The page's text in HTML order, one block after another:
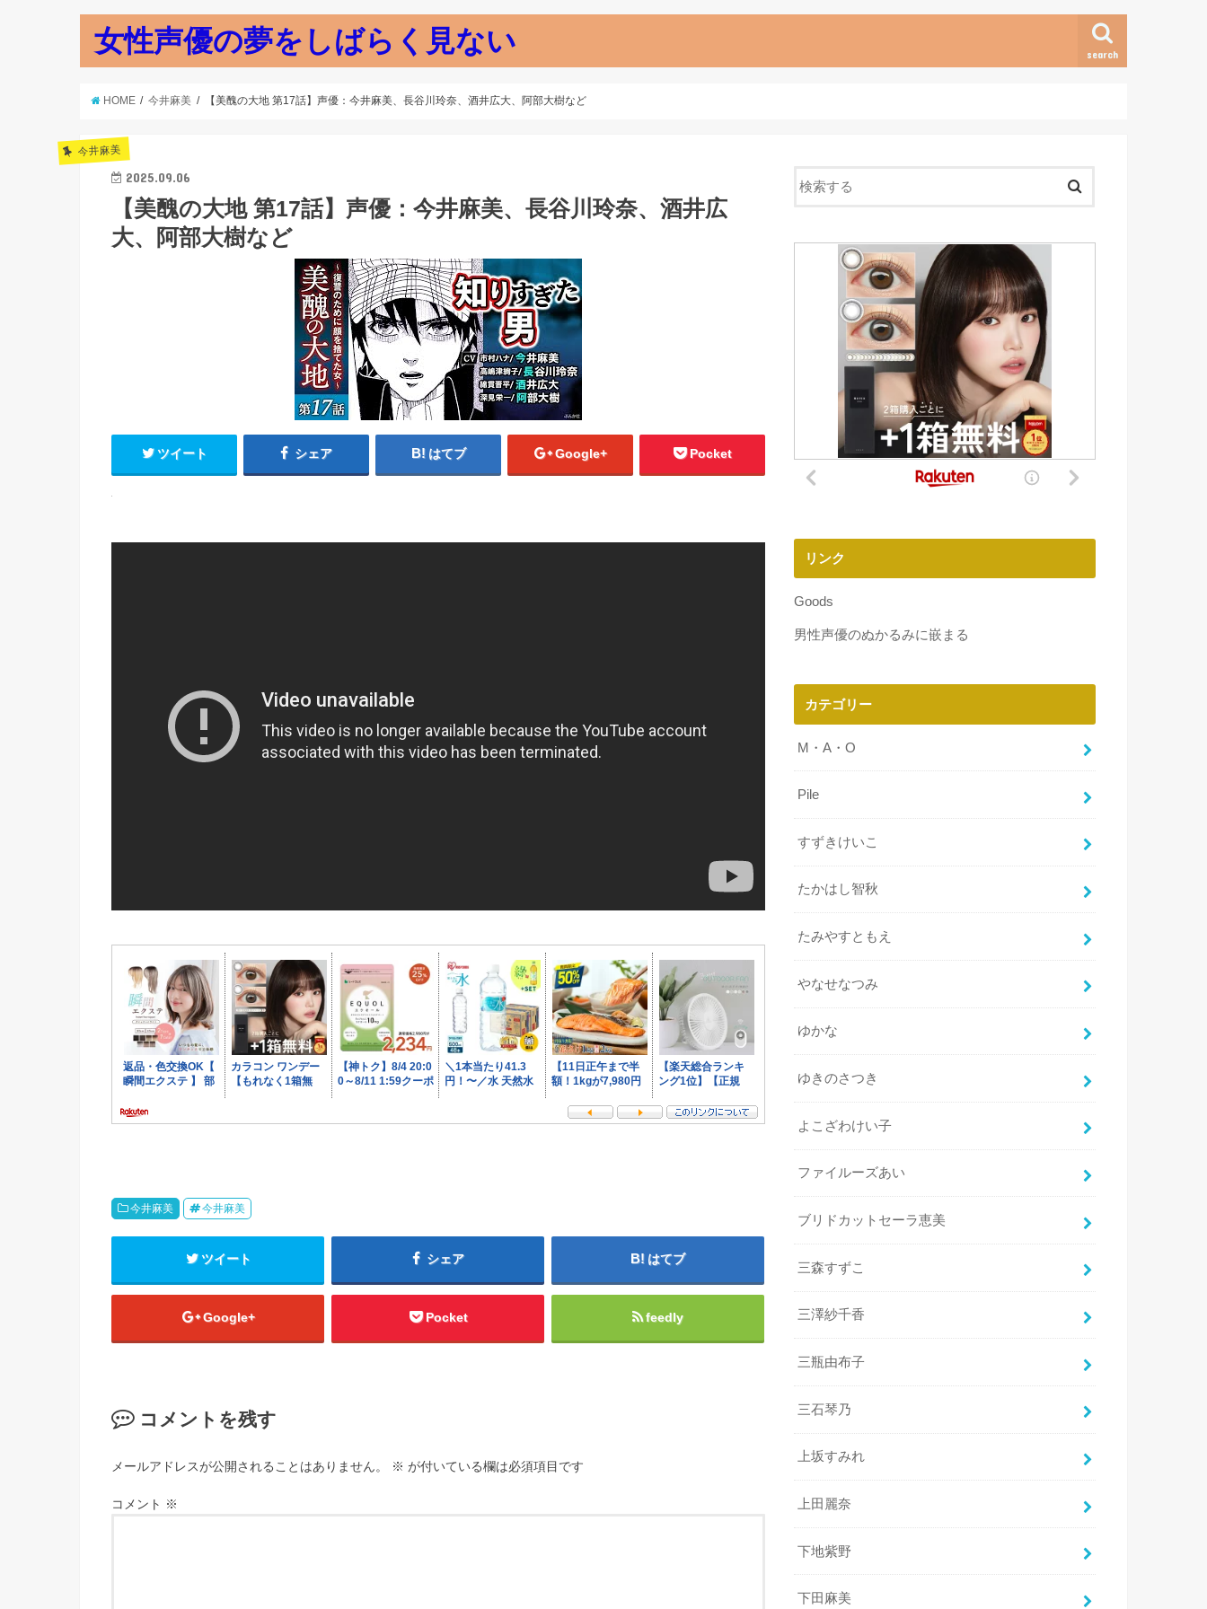
女性声優の夢をしばらく見ない search
HOME 今井麻美 【美醜の大地 第17話】声優：今井麻美、長谷川玲奈、酒井広大、阿部大樹など
今井麻美
2025.09.06
【美醜の大地 第17話】声優：今井麻美、長谷川玲奈、酒井広
大、阿部大樹など
ツイート シェア はてブ Google+ Pocket
今井麻美 今井麻美
ツイート シェア はてブ
Google+ Pocket feedly
コメントを残す
メールアドレスが公開されることはありません。 ※ が付いている欄は必須項目です
コメント ※
リンク
Goods
男性声優のぬかるみに嵌まる
カテゴリー
M・A・O
Pile
すずきけいこ
たかはし智秋
たみやすともえ
やなせなつみ
ゆかな
ゆきのさつき
よこざわけい子
ファイルーズあい
ブリドカットセーラ恵美
三森すずこ
三澤紗千香
三瓶由布子
三石琴乃
上坂すみれ
上田麗奈
下地紫野
下田麻美